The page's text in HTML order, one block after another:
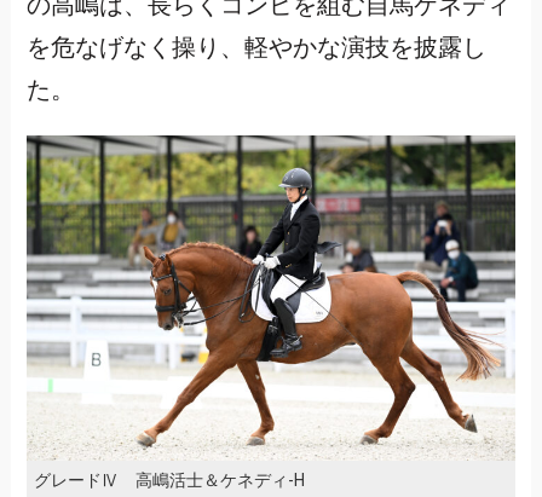
の高嶋は、長らくコンビを組む自馬ケネディ
を危なげなく操り、軽やかな演技を披露し
た。
グレードⅣ 高嶋活士＆ケネディ-H